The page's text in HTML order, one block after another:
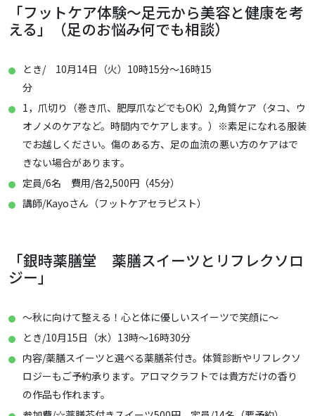
「フットケア体験～足元から美容と健康を考
える」（足のお悩み何でも相談）
とき/ 10月14日（火）10時15分～16時15
分
1，爪切り（巻き爪、肥厚爪などでもOK）2,角質ケア（タコ、ウ
オノメのケアなど。時間内でケアします。）※素足になれる服装
でお越しください。傷のある方、足の血流の悪い方のケアはで
きない場合があります。
定員/6名 費用/各2,500円（45分）
講師/Kayoさん（フットケアセラピスト）
「銀時薬膳堂 薬膳スイーツとリフレクソロ
ジー」
～秋に向けて整える！心と体に優しいスイーツで笑顔に～
とき/10月15日（水）13時～16時30分
内容/薬膳スイーツと選べる薬膳茶付き。体質診断やリフレクソ
ロジーもご予約承ります。アロマクラフトでは貴方だけの香り
の作品も作れます。